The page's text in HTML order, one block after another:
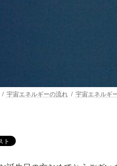
宇宙エネルギーの流れ 宇宙エネルギ